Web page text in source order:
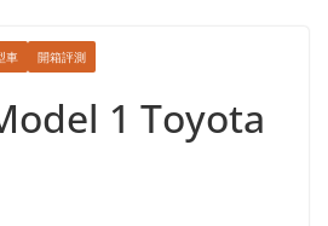
車 開箱評測
1 Toyota